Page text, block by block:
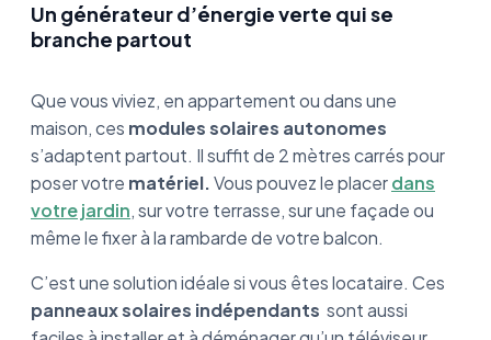
Un générateur d’énergie verte qui se
branche partout
Que vous viviez, en appartement ou dans une
maison, ces modules solaires autonomes
s’adaptent partout. Il suffit de 2 mètres carrés pour
poser votre matériel.Vous pouvez le placerdans
votre jardin, sur votre terrasse, sur une façade ou
même le fixer à la rambarde de votre balcon.
C’est une solution idéale si vous êtes locataire. Ces
panneaux solaires indépendants sont aussi